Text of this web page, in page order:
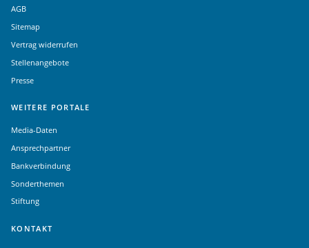
AGB
Sitemap
Vertrag widerrufen
Stellenangebote
Presse
WEITERE PORTALE
Media-Daten
Ansprechpartner
Bankverbindung
Sonderthemen
Stiftung
KONTAKT